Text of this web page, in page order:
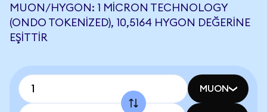
MUON/HYGON: 1 MICRON TECHNOLOGY
(ONDO TOKENIZED), 10,5164 HYGON DEĞERINE
EŞITTIR
MUON